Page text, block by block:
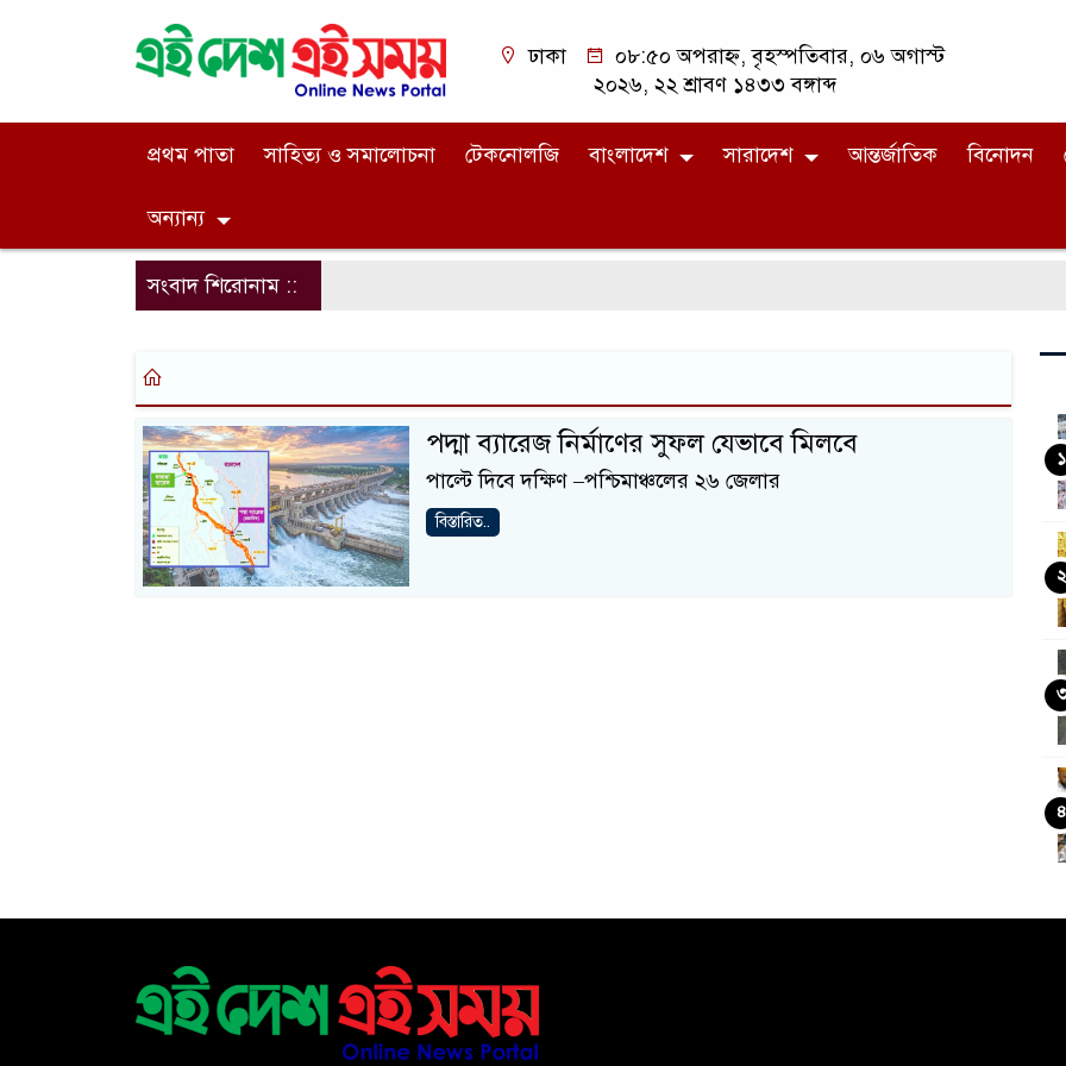
ঢাকা
০৮:৫০ অপরাহ্ন, বৃহস্পতিবার, ০৬ অগাস্ট
২০২৬, ২২ শ্রাবণ ১৪৩৩ বঙ্গাব্দ
প্রথম পাতা সাহিত্য ও সমালোচনা টেকনোলজি বাংলাদেশ সারাদেশ আন্তর্জাতিক বিনোদন
অন্যান্য
সংবাদ শিরোনাম ::
পদ্মা ব্যারেজ নির্মাণের সুফল যেভাবে মিলবে
পাল্টে দিবে দক্ষিণ –পশ্চিমাঞ্চলের ২৬ জেলার
বিস্তারিত..
১
২
৩
৪